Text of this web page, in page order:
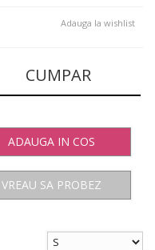
Adauga la wishlist
CUMPAR
ADAUGA IN COS
VREAU SA PROBEZ